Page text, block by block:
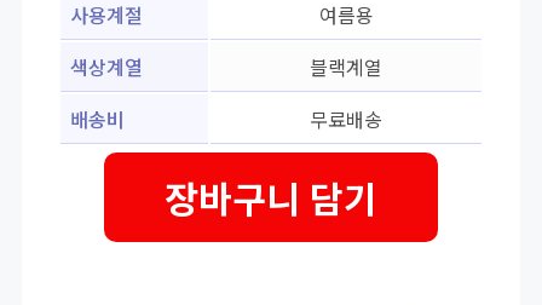
사용계절
여름용
색상계열
블랙계열
배송비
무료배송
장바구니 담기